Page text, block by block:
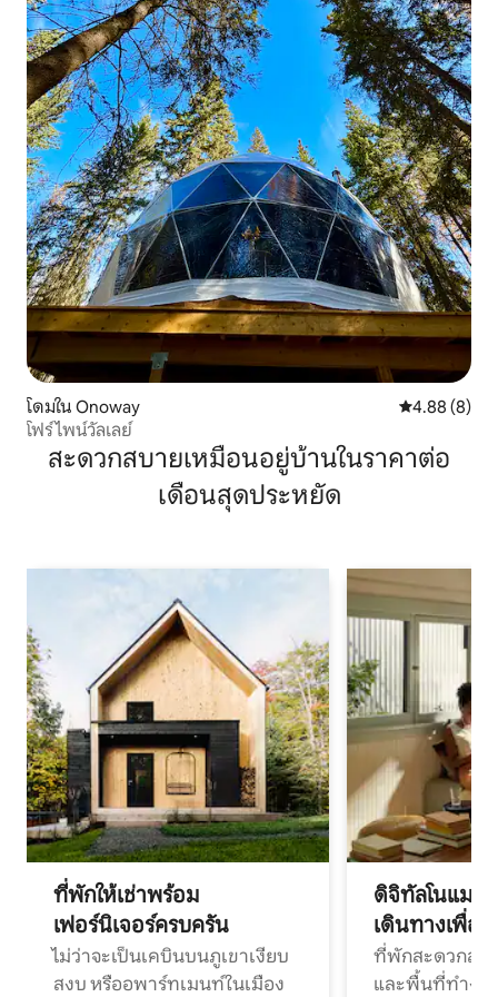
โดมใน Onoway คะแนนเฉลี่ย
4.88 (8)
โฟร์ไพน์วัลเลย์
สะดวกสบายเหมือนอยู่บ้านในราคาต่อ
เดือนสุดประหยัด
ที่พักให้เช่าพร้อม
เฟอร์นิเจอร์ครบครัน
ไม่ว่าจะเป็นเคบินบนภูเขาเงียบ
สงบ หรืออพาร์ทเมนท์ในเมือง
ดิจิทัลโนแมด
เดินทางเพื่อ
ที่พักสะดวกสบ
และพื้นที่ทำงา